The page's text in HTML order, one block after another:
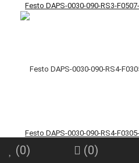
Festo DAPS-0030-090-RS3-
Festo DAPS-0030-090-RS4-
(0) (0)